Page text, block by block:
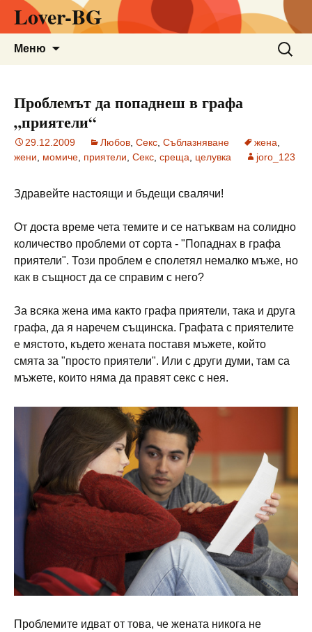
Lover-BG
Меню
за:
Проблемът да попаднеш в графа
„приятели“
29.12.2009 Любов Секс Съблазняване жена
жени
момиче приятели Секс среща целувка joro_123
Здравейте настоящи и бъдещи свалячи!
От доста време чета темите и се натъквам на солидно
количество проблеми от сорта - "Попаднах в графа
приятели". Този проблем е сполетял немалко мъже, но
как в същност да се справим с него?
За всяка жена има както графа приятели, така и друга
графа, да я наречем същинска. Графата с приятелите
е мястото, където жената поставя мъжете, който
смята за "просто приятели". Или с други думи, там са
мъжете, които няма да правят секс с нея.
Проблемите идват от това, че жената никога не